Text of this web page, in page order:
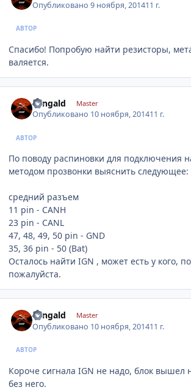
Опубликовано9 ноября, 201411 г.
АВТОР
Спасибо! Попробую найти резисторы,
валяется.
eangald Master
Опубликовано 10 ноября, 201411 г.
АВТОР
По поводу распиновки для подключения
методом прозвонки выяснить следующее:
средний разъем
11 pin - CANH
23 pin - CANL
47, 48, 49, 50 pin - GND
35, 36 pin - 50 (Bat)
Осталось найти IGN , может есть у кого,
пожалуйста.
eangald Master
Опубликовано 10 ноября, 201411 г.
АВТОР
Короче сигнала IGN не надо, блок вышел
без него.